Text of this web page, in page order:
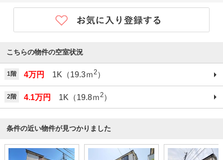
こちらの物件の空室状況
1階 4万円 1K（19.3ｍ2）
2階 4.1万円 1K（19.8ｍ 2）
条件の近い物件が見つかりました